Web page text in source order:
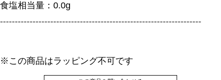
食塩相当量：0.0g
--------------------------------------------------------------------
※この商品はラッピング不可です